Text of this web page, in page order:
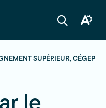
Ouvrir
recherche
Ouvrir
SUPÉRIEUR, CÉGEP